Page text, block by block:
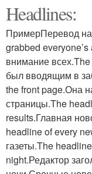
Headlines:
ПримерПеревод
grabbed
внимание
был вводящим в
the front page.Она
страницы.The
results.Главная
headline of every
газеты.The
night.Редактор